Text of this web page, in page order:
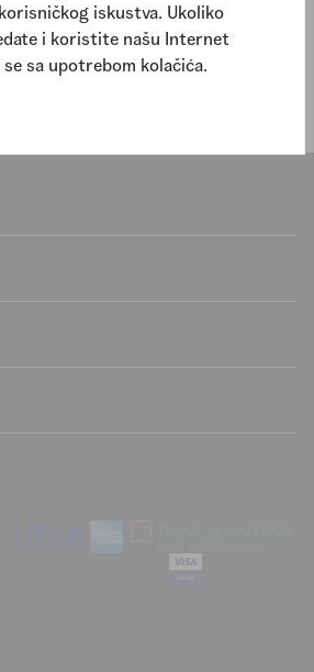
iskustva. Ukoliko
i koristite našu Internet
sa upotrebom kolačića.